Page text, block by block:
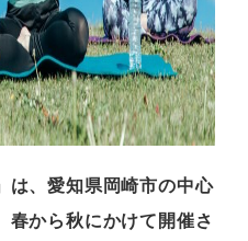
は、愛知県岡崎市の中心
春から秋にかけて開催さ